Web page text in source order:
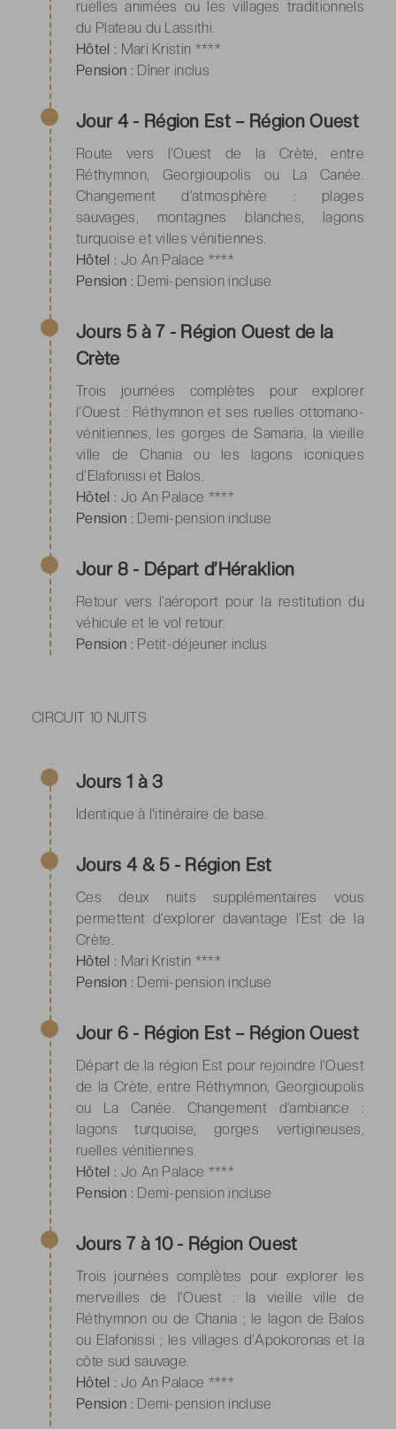
ruelles animées ou les villages traditionnels
du Plateau du Lassithi.
Hôtel : Mari Kristin ****
Pension : Dîner inclus
Jour 4 - Région Est – Région Ouest
Route vers l’Ouest de la Crète, entre
Réthymnon, Georgioupolis ou La Canée.
Changement d’atmosphère : plages
sauvages, montagnes blanches, lagons
turquoise et villes vénitiennes.
Hôtel : Jo An Palace ****
Pension : Demi-pension incluse
Jours 5 à 7 - Région Ouest de la
Crète
Trois journées complètes pour explorer
l’Ouest : Réthymnon et ses ruelles ottomano-
vénitiennes, les gorges de Samaria, la vieille
ville de Chania ou les lagons iconiques
d’Elafonissi et Balos.
Hôtel : Jo An Palace ****
Pension : Demi-pension incluse
Jour 8 - Départ d’Héraklion
Retour vers l’aéroport pour la restitution du
véhicule et le vol retour.
Pension : Petit-déjeuner inclus
CIRCUIT 10 NUITS
Jours 1 à 3
Identique à l'itinéraire de base.
Jours 4 & 5 - Région Est
Ces deux nuits supplémentaires vous
permettent d’explorer davantage l’Est de la
Crète.
Hôtel : Mari Kristin ****
Pension : Demi-pension incluse
Jour 6 - Région Est – Région Ouest
Départ de la région Est pour rejoindre l’Ouest
de la Crète, entre Réthymnon, Georgioupolis
ou La Canée. Changement d’ambiance :
lagons turquoise, gorges vertigineuses,
ruelles vénitiennes.
Hôtel : Jo An Palace ****
Pension : Demi-pension incluse
Jours 7 à 10 - Région Ouest
Trois journées complètes pour explorer les
merveilles de l’Ouest : la vieille ville de
Réthymnon ou de Chania ; le lagon de Balos
ou Elafonissi ; les villages d’Apokoronas et la
côte sud sauvage.
Hôtel : Jo An Palace ****
Pension : Demi-pension incluse